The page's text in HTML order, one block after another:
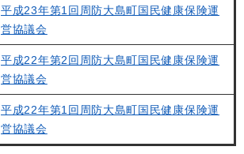
平成23年第1回周防大島町国民健康保険運
営協議会
平成22年第2回周防大島町国民健康保険運
営協議会
平成22年第1回周防大島町国民健康保険運
営協議会